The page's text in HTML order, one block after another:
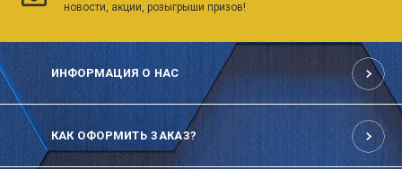
новости, акции, розыгрыши призов!
ИНФОРМАЦИЯ О НАС
КАК ОФОРМИТЬ ЗАКАЗ?